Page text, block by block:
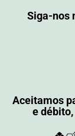
Siga-nos
Aceitamos
e